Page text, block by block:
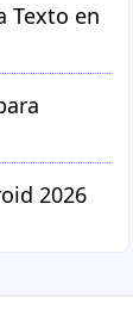
Texto en
2026